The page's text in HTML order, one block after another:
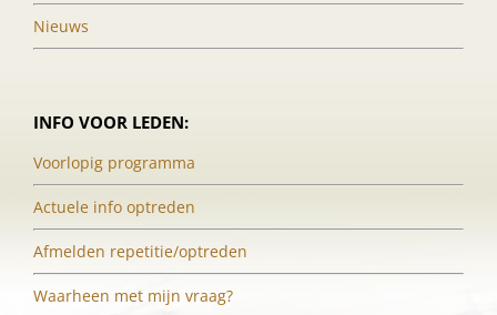
Nieuws
INFO VOOR LEDEN:
Voorlopig programma
Actuele info optreden
Afmelden repetitie/optreden
Waarheen met mijn vraag?